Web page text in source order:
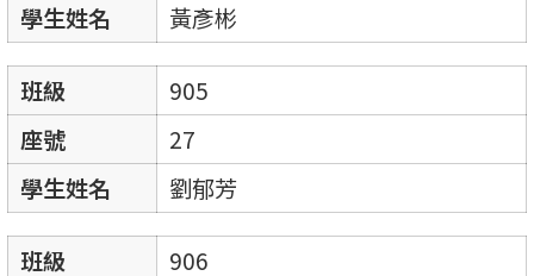
學生姓名
黃彥彬
班級
905
座號
27
學生姓名
劉郁芳
班級
906